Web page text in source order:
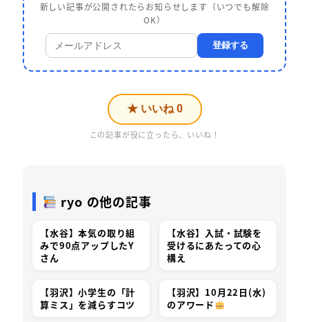
新しい記事が公開されたらお知らせします（いつでも解除
OK）
登録する
★ いいね 0
この記事が役に立ったら、いいね！
ryo の他の記事
【水谷】本気の取り組
みで90点アップしたY
さん
【水谷】入試・試験を
受けるにあたっての心
構え
【羽沢】小学生の「計
算ミス」を減らすコツ
【羽沢】10月22日(水)
のアワード